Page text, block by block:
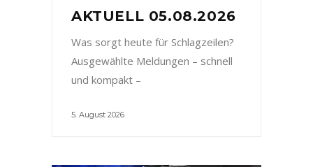
AKTUELL 05.08.2026
Was sorgt heute für Schlagzeilen?
Ausgewählte Meldungen – schnell
und kompakt –
5. August 2026